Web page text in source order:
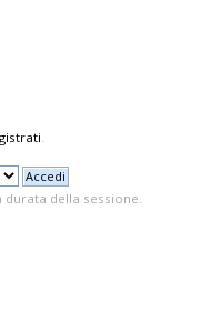
.
durata della sessione.